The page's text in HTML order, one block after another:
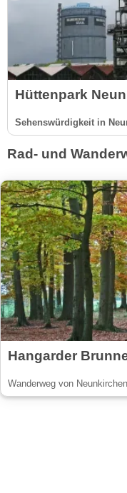
Hüttenpark
Sehenswürdigkeit in
Rad- und
Hangarder
Wanderweg von